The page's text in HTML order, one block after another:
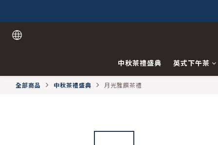
中秋茶禮盛典 英式下午茶
全部商品 中秋茶禮盛典 月光雅饌茶禮